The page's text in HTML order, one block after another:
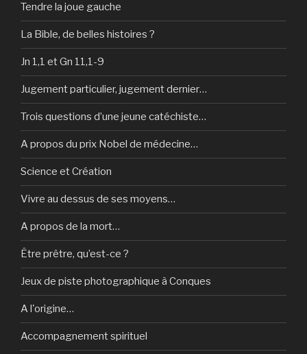
Tendre la joue gauche
La Bible, de belles histoires ?
Jn 1,1 et Gn 11,1-9
Jugement particulier, jugement dernier…
Trois questions d’une jeune catéchiste…
A propos du prix Nobel de médecine…
Science et Création
Vivre au dessus de ses moyens…
A propos de la mort…
Être prêtre, qu’est-ce ?
Jeux de piste photographique à Conques
A l'origine…
Accompagnement spirituel